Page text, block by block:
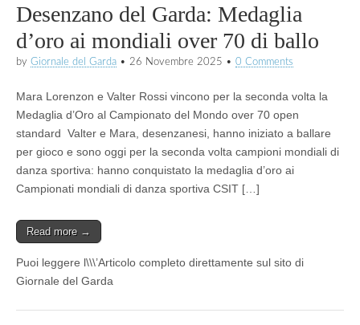
Desenzano del Garda: Medaglia
d’oro ai mondiali over 70 di ballo
by Giornale del Garda • 26 Novembre 2025 • 0 Comments
Mara Lorenzon e Valter Rossi vincono per la seconda volta la
Medaglia d’Oro al Campionato del Mondo over 70 open
standard Valter e Mara, desenzanesi, hanno iniziato a ballare
per gioco e sono oggi per la seconda volta campioni mondiali di
danza sportiva: hanno conquistato la medaglia d’oro ai
Campionati mondiali di danza sportiva CSIT […]
Read more →
Puoi leggere l\\\’Articolo completo direttamente sul sito di
Giornale del Garda